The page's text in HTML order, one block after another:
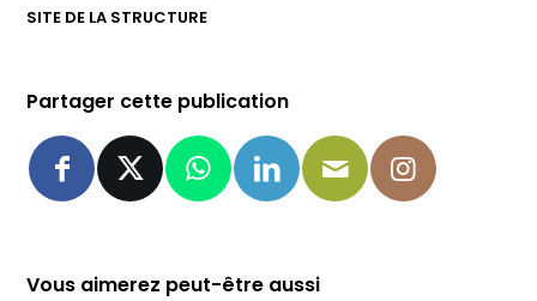
SITE DE LA STRUCTURE
Partager cette publication
Vous aimerez peut-être aussi